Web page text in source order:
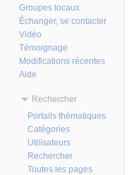
Groupes locaux
Échanger, se contacter
Vidéo
Témoignage
Modifications récentes
Aide
Rechercher
Portails thématiques
Catégories
Utilisateurs
Rechercher
Toutes les pages